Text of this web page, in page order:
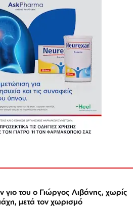
γιο του ο Γιώργος Λιβάνης, χωρίς
μετά τον χωρισμό